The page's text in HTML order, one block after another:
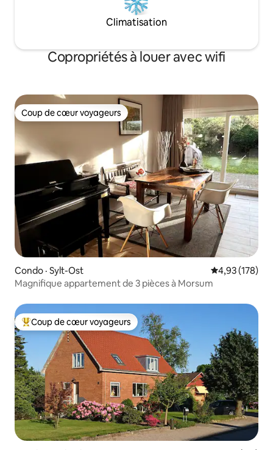
Climatisation
Copropriétés à louer avec wifi
Coup de cœur voyageurs
Coup de cœur voyageurs
Condo · Sylt-Ost Note
4,93 (178)
Magnifique appartement de 3 pièces à Morsum
Coup de cœur voyageurs parmi les plus aimés
Coup de cœur voyageurs